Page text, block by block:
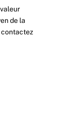
de la
contactez